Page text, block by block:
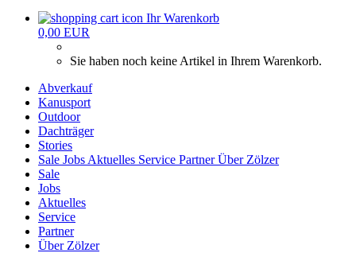
Ihr Warenkorb
0,00 EUR
Sie haben noch keine Artikel in Ihrem Warenkorb.
Abverkauf
Kanusport
Outdoor
Dachträger
Stories
Sale Jobs Aktuelles Service PartnerÜber Zölzer
Sale
Jobs
Aktuelles
Service
Partner
Über Zölzer